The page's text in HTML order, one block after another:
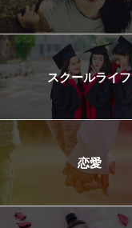
スクールライフ
恋愛